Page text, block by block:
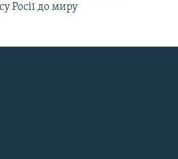
Росії до миру